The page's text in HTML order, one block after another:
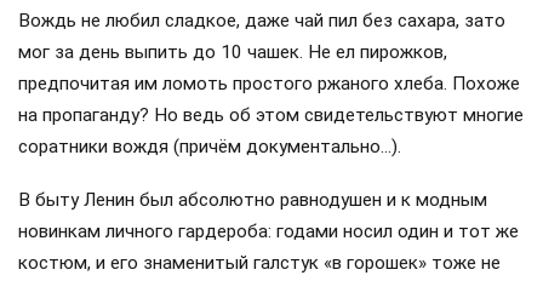
Вождь не любил сладкое, даже чай пил без сахара, зато
мог за день выпить до 10 чашек. Не ел пирожков,
предпочитая им ломоть простого ржаного хлеба. Похоже
на пропаганду? Но ведь об этом свидетельствуют многие
соратники вождя (причём документально…).
В быту Ленин был абсолютно равнодушен и к модным
новинкам личного гардероба: годами носил один и тот же
костюм, и его знаменитый галстук «в горошек» тоже не